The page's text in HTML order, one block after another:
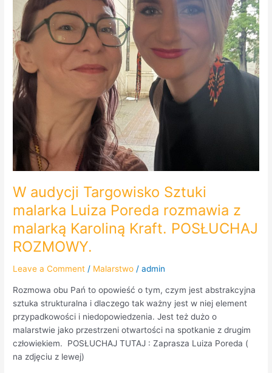
W audycji Targowisko Sztuki
malarka Luiza Poreda rozmawia z
malarką Karoliną Kraft. POSŁUCHAJ
ROZMOWY.
Leave a Comment / Malarstwo /admin
Rozmowa obu Pań to opowieść o tym, czym jest abstrakcyjna
sztuka strukturalna i dlaczego tak ważny jest w niej element
przypadkowości i niedopowiedzenia. Jest też dużo o
malarstwie jako przestrzeni otwartości na spotkanie z drugim
człowiekiem. POSŁUCHAJ TUTAJ : Zaprasza Luiza Poreda (
na zdjęciu z lewej)
rozmawia
malarką
Karoliną
Kraft.
POSŁUCHAJ
ROZMOWY.